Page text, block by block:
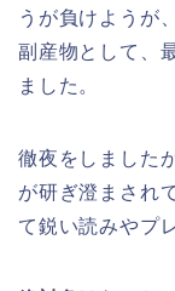
うが負けようが
副産物として、
ました。
徹夜をしました
が研ぎ澄まされ
て鋭い読みやプ